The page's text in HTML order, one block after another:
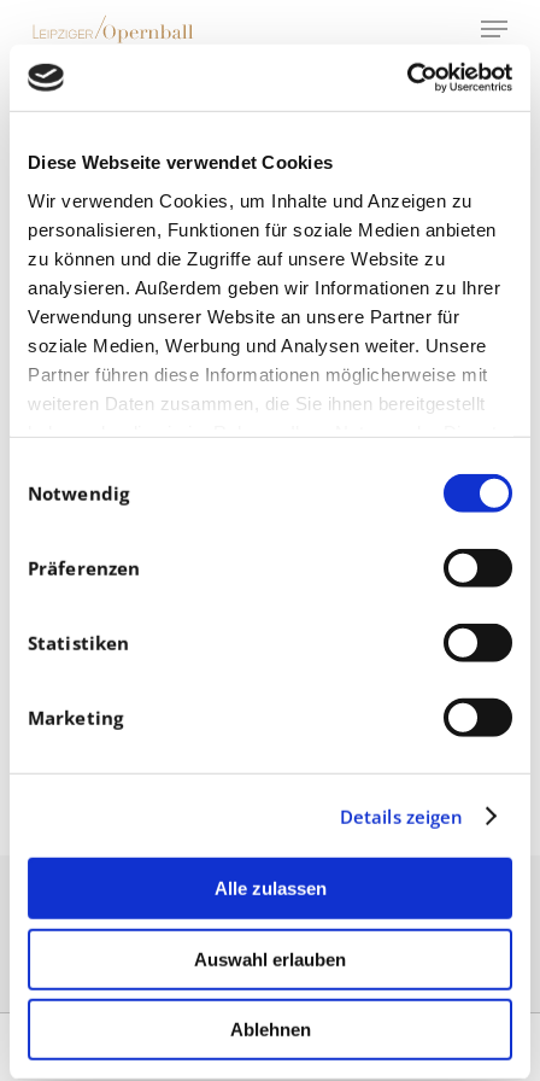
Diese Webseite verwendet Cookies
Wir verwenden Cookies, um Inhalte und Anzeigen zu
personalisieren, Funktionen für soziale Medien anbieten
zu können und die Zugriffe auf unsere Website zu
analysieren. Außerdem geben wir Informationen zu Ihrer
Verwendung unserer Website an unsere Partner für
soziale Medien, Werbung und Analysen weiter. Unsere
Partner führen diese Informationen möglicherweise mit
weiteren Daten zusammen, die Sie ihnen bereitgestellt
Notwendig
Präferenzen
Statistiken
Marketing
Details zeigen
Alle zulassen
Auswahl erlauben
Ablehnen
main
Menu
Kulinarischer
Ausblick auf den
Opernball
Oktober 02, 2025
Kontakt|Impressum & AGB|Datenschutz|Umsetzung